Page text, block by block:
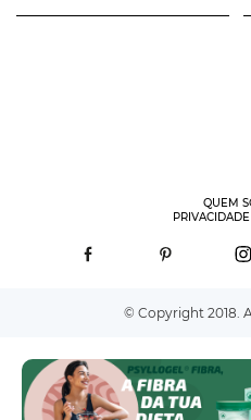
QUEM
© Copyright 2018.